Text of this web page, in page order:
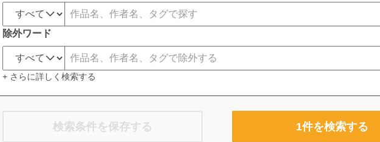
除外ワード
+ さらに詳しく検索する
検索条件を保存する 1件を検索する